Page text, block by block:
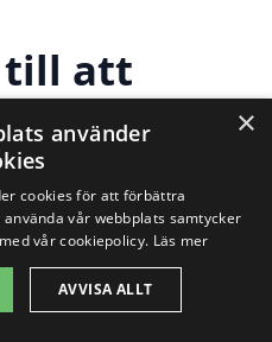
till att
på
av
finns det flera
×
använder
cookies för att förbättra
vår webbplats samtycker
vår cookiepolicy. Läs mer
AVVISA ALLT